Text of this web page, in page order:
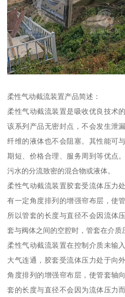
柔性气动截流装置产品简述：
柔性气动截流装置是吸收优良技术
该系列产品无密封点，不会发生泄
纤维的液体也不会阻塞。其性能可
期短、价格合理、服务周到等优点
污水的分流致密的混合物或液体。
柔性气动截流装置胶套受流体压力
有一定角度排列的增强帘布层，使
所以管套的长度与直径不会因流体
套与阀体之间的空腔时，管套在介质
柔性气动截流装置在控制介质未输
大气连通，胶套受流体压力处于向
角度排列的增强帘布层，使管套轴
套的长度与直径不会因为流体压力